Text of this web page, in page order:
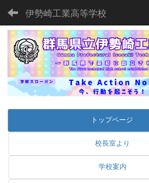
伊勢崎工業高等学校
トップページ
校長室より
学校案内